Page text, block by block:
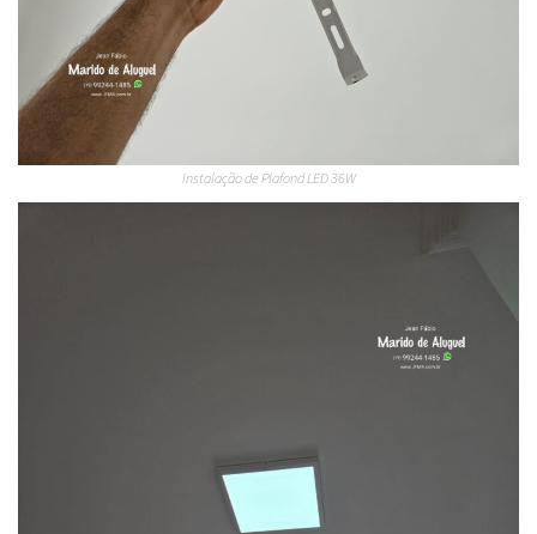
Instalação de Plafond LED 36W